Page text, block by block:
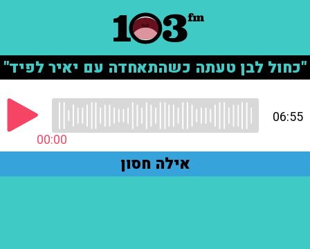
"כחול לבן טעתה כשהתאחדה עם יאיר לפיד"
00:00
06:55
אילה חסון